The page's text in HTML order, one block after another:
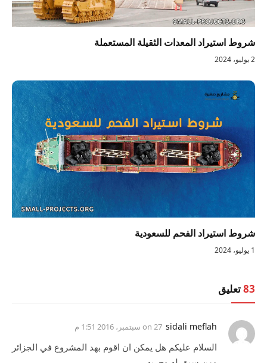
شروط استيراد المعدات الثقيلة المستعملة
2 يوليو، 2024
شروط استيراد الفحم للسعودية
1 يوليو، 2024
83تعليق
sidali meflah 27 سبتمبر، 2016 1:51 م
السلام عليكم هل يمكن ان اقوم بهد المشروع في الجزائر